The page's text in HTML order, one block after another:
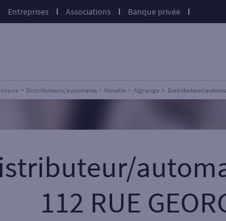
Entreprises Associations Banque privée
Distributeurs/automates Moselle Algrange Distributeur/
112 RUE